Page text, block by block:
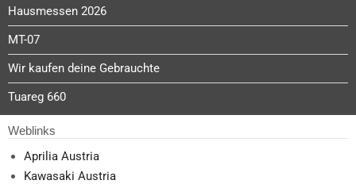
Hausmessen 2026
MT-07
Wir kaufen deine Gebrauchte
Tuareg 660
Weblinks
Aprilia Austria
Kawasaki Austria